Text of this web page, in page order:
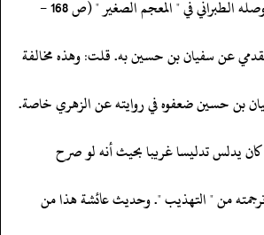
‏‏‏‏علقه البزار كما سبق، ووصله الطبراني في " المعجم الصغير " (ص 168 -
عن سفيان بن حسين به. قلت: وهذه مخالفة
بن حسين ضعفوه في روايته عن الزهري خاصة.
يدلس تدليسا غريبا بحيث أنه لو صرح
من " التهذيب ". وحديث عائشة هذا من